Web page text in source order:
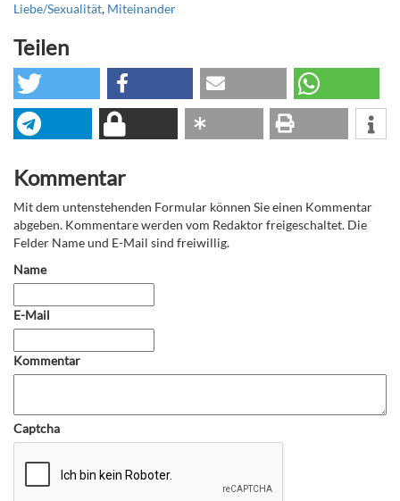
Liebe/Sexualität, Miteinander
Teilen
Kommentar
Mit dem untenstehenden Formular können Sie einen Kommentar
abgeben. Kommentare werden vom Redaktor freigeschaltet. Die
Felder Name und E-Mail sind freiwillig.
Name
E-Mail
Kommentar
Captcha